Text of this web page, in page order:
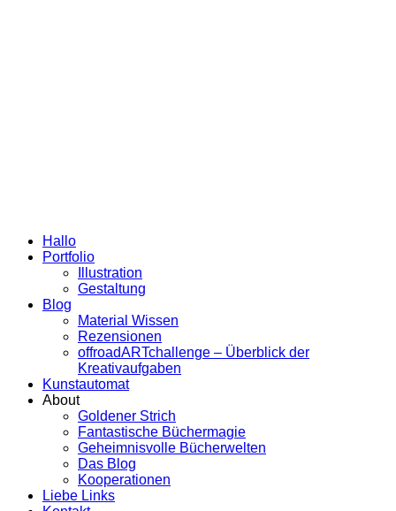
Hallo
Portfolio
Illustration
Gestaltung
Blog
Material Wissen
Rezensionen
offroadARTchallenge – Überblick der
Kreativaufgaben
Kunstautomat
About
Goldener Strich
Fantastische Büchermagie
Geheimnisvolle Bücherwelten
Das Blog
Kooperationen
Liebe Links